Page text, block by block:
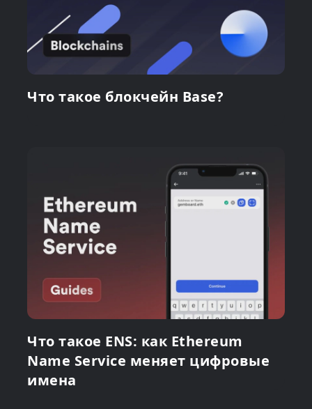
Что такое блокчейн Base?
Что такое ENS: как Ethereum
Name Service меняет цифровые
имена